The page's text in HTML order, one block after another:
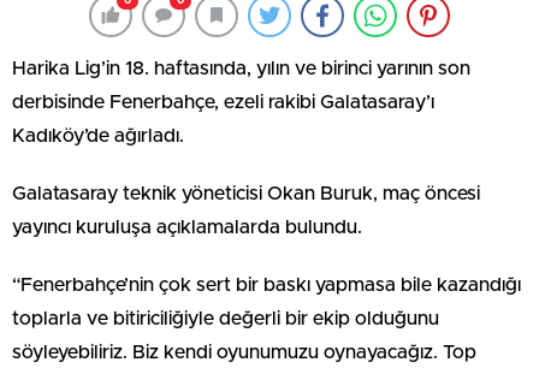
Harika Lig’in 18. haftasında, yılın ve birinci yarının son
derbisinde Fenerbahçe, ezeli rakibi Galatasaray’ı
Kadıköy’de ağırladı.
Galatasaray teknik yöneticisi Okan Buruk, maç öncesi
yayıncı kuruluşa açıklamalarda bulundu.
“Fenerbahçe’nin çok sert bir baskı yapmasa bile kazandığı
toplarla ve bitiriciliğiyle değerli bir ekip olduğunu
söyleyebiliriz. Biz kendi oyunumuzu oynayacağız. Top